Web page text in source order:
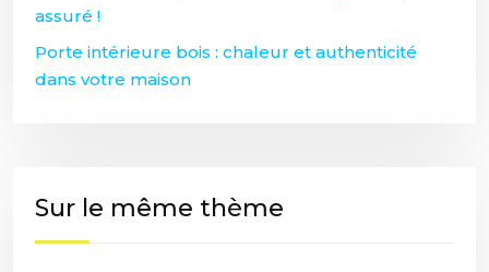
assuré !
Porte intérieure bois : chaleur et authenticité
dans votre maison
Sur le même thème